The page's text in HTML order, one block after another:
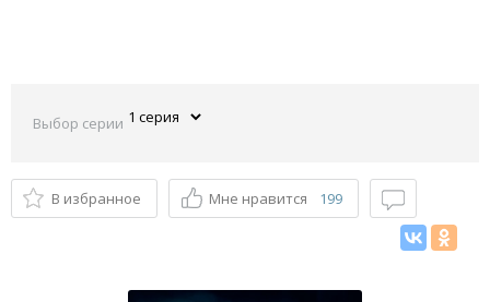
Выбор серии
В избранное Мне нравится 199